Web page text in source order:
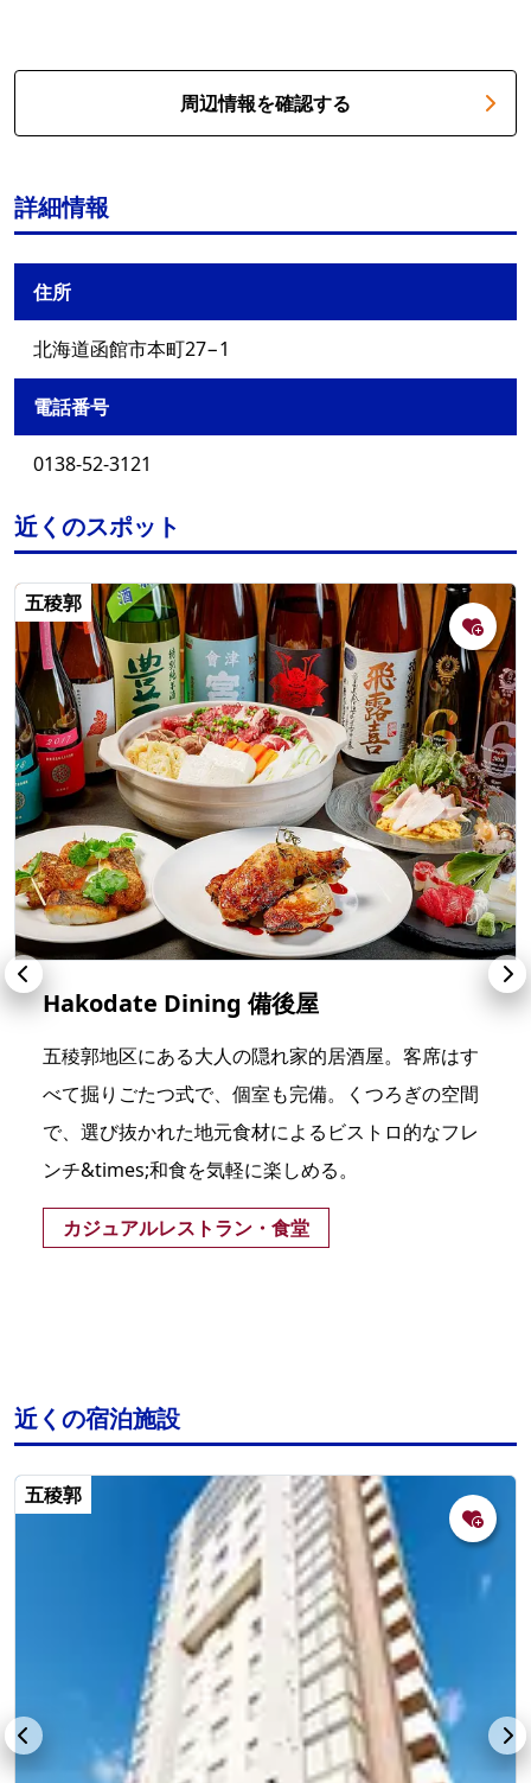
周辺情報を確認する
詳細情報
住所
北海道函館市本町27−1
電話番号
0138-52-3121
近くのスポット
五稜郭
Hakodate Dining 備後屋
五稜郭地区にある大人の隠れ家的居酒屋。客席はす
べて掘りごたつ式で、個室も完備。くつろぎの空間
で、選び抜かれた地元食材によるビストロ的なフレ
ンチ&times;和食を気軽に楽しめる。
カジュアルレストラン・食堂
近くの宿泊施設
五稜郭